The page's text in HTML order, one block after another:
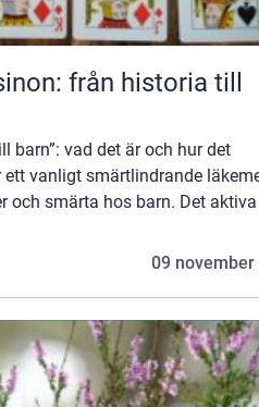
från historia till
barn”: vad det är och hur det
vanligt smärtlindrande
och smärta hos barn. Det aktiva
09 november